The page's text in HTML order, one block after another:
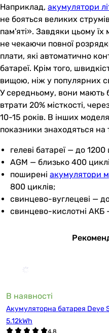
Наприклад, акумулятори
не бояться великих
пам'яті». Завдяки цьому
не чекаючи повної
плати, які автоматично
батареї. Крім того,
вищою, ніж у популярних
У середньому, вони мають
втрати 20% місткості,
10-15 років. В інших
показники знаходяться на
гелеві батареї — до 1200
AGM — близько 400
поширені акумулятори
800 циклів;
свинцево-вуглецеві —
свинцево-кислотні АКБ
В наявності
Акумуляторна батарея Deye
5.12kWh